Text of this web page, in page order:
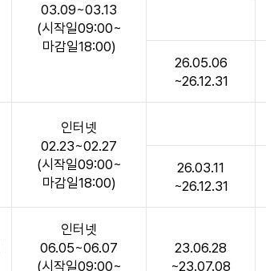
03.09~03.13
(시작일09:00~
마감일18:00)
26.05.06
~26.12.31
인터넷
02.23~02.27
(시작일09:00~
마감일18:00)
26.03.11
~26.12.31
인터넷
06.05~06.07
(시작일09:00~
23.06.28
~23.07.08